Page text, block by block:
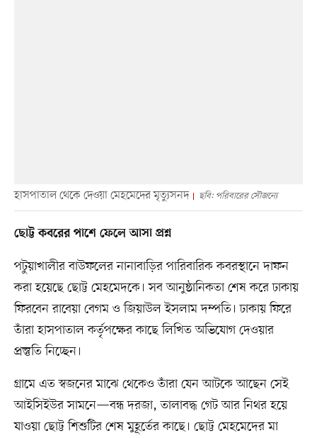
হাসপাতাল থেকে দেওয়া মেহমেদের মৃত্যুসনদ ছবি: পরিবারের সৌজন্যে
ছোট্ট কবরের পাশে ফেলে আসা প্রশ্ন
পটুয়াখালীর বাউফলের নানাবাড়ির পারিবারিক কবরস্থানে দাফন
করা হয়েছে ছোট্ট মেহমেদকে। সব আনুষ্ঠানিকতা শেষ করে ঢাকায়
ফিরবেন রাবেয়া বেগম ও জিয়াউল ইসলাম দম্পতি। ঢাকায় ফিরে
তাঁরা হাসপাতাল কর্তৃপক্ষের কাছে লিখিত অভিযোগ দেওয়ার
প্রস্তুতি নিচ্ছেন।
গ্রামে এত স্বজনের মাঝে থেকেও তাঁরা যেন আটকে আছেন সেই
আইসিইউর সামনে—বন্ধ দরজা, তালাবদ্ধ গেট আর নিথর হয়ে
যাওয়া ছোট্ট শিশুটির শেষ মুহূর্তের কাছে। ছোট্ট মেহমেদের মা